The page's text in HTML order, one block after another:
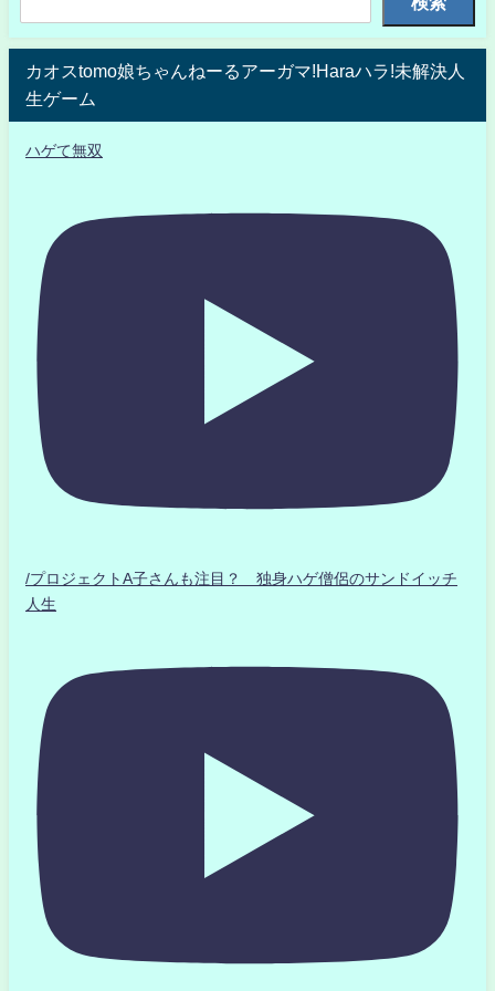
カオスtomo娘ちゃんねーるアーガマ!Haraハラ!未解決人
生ゲーム
ハゲて無双
/プロジェクトA子さんも注目？ 独身ハゲ僧侶のサンドイッチ
人生